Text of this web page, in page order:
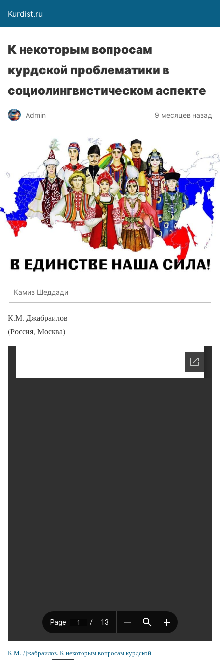
Kurdist.ru
К некоторым вопросам
курдской проблематики в
социолингвистическом аспекте
Admin 9 месяцев назад
Камиз Шеддади
К.М. Джабраилов
(Россия, Москва)
К.М. Джабраилов. К некоторым вопросам курдской